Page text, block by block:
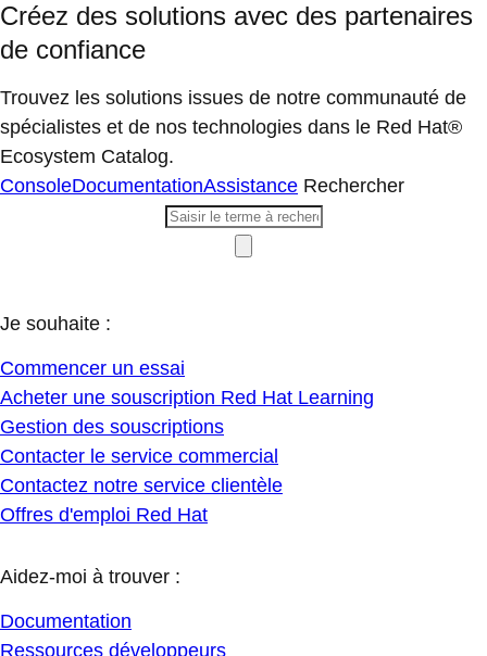
Créez des solutions avec des partenaires
de confiance
Trouvez les solutions issues de notre communauté de
spécialistes et de nos technologies dans le Red Hat®
Ecosystem Catalog.
ConsoleDocumentationAssistance Rechercher
Je souhaite :
Commencer un essai
Acheter une souscription Red Hat Learning
Gestion des souscriptions
Contacter le service commercial
Contactez notre service clientèle
Offres d'emploi Red Hat
Aidez-moi à trouver :
Documentation
Ressources développeurs